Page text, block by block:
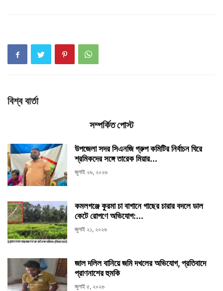
বিশ্ব বার্তা
সম্পর্কিত পোস্ট
উপজেলা সদর সিএনজি গ্রুপ কমিটির নির্বাচন ঘিরে
শ্রমিকদের সঙ্গে তারেক মিয়ার...
জুলাই ২৬, ২০২৬
কমলগঞ্জে কুরমা চা বাগানে গাছের চারার বদলে ডাল
কেটে রোপণে অভিযোগ:...
জুলাই ২১, ২০২৬
জাল দলিল বানিয়ে জমি দখলের অভিযোগ, প্রতিবাদে
প্রাণনাশের হুমকি
জুলাই ৫, ২০২৬